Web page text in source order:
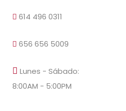
614 496 0311
656 656 5009
Lunes - Sábado:
8:00AM - 5:00PM